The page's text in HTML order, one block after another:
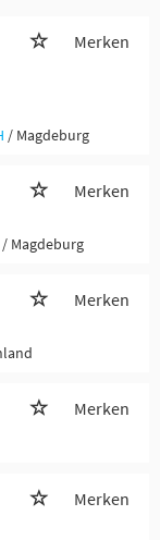
Merken
/ Magdeburg
Merken
/ Magdeburg
Merken
Merken
Merken